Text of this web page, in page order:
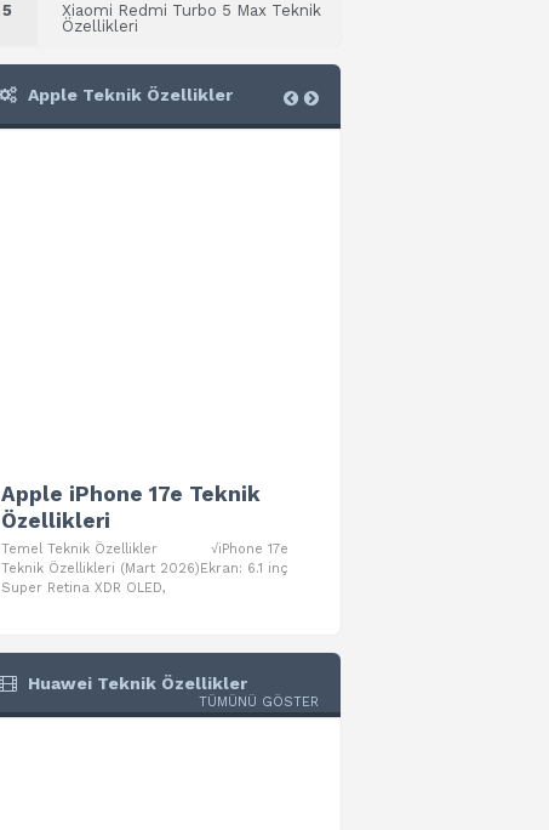
5
Xiaomi Redmi Turbo 5 Max Teknik
Özellikleri
Apple Teknik Özellikler
Apple iPhone 17e Teknik
Özellikleri
Temel Teknik Özellikler √iPhone 17e
Teknik Özellikleri (Mart 2026)Ekran: 6.1 inç
Super Retina XDR OLED,
Huawei Teknik Özellikler
TÜMÜNÜ GÖSTER